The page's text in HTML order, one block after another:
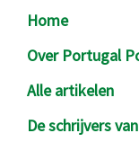
Footer
Home
Over Portugal
Alle artikelen
De schrijvers